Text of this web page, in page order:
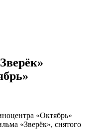
«Октябрь»
«Зверёк», снятого